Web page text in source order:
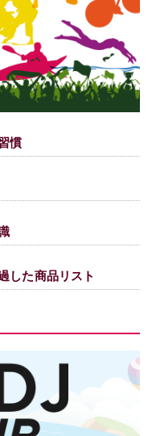
慣
した商品リスト